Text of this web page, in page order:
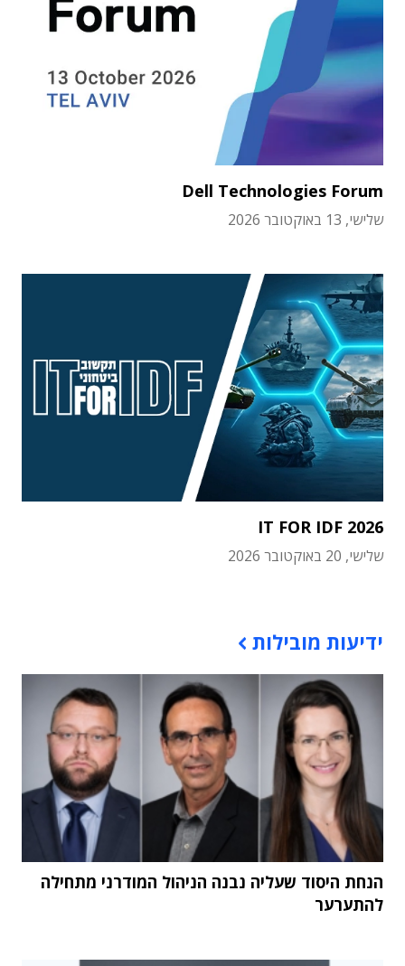
Dell Technologies Forum
שלישי, 13 באוקטובר 2026
IT FOR IDF 2026
שלישי, 20 באוקטובר 2026
ידיעות מובילות
הנחת היסוד שעליה נבנה הניהול המודרני מתחילה
להתערער